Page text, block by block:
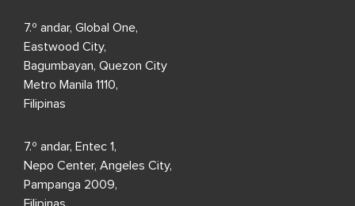
7.º andar, Global One,
Eastwood City,
Bagumbayan, Quezon City
Metro Manila 1110,
Filipinas
7.º andar, Entec 1,
Nepo Center, Angeles City,
Pampanga 2009,